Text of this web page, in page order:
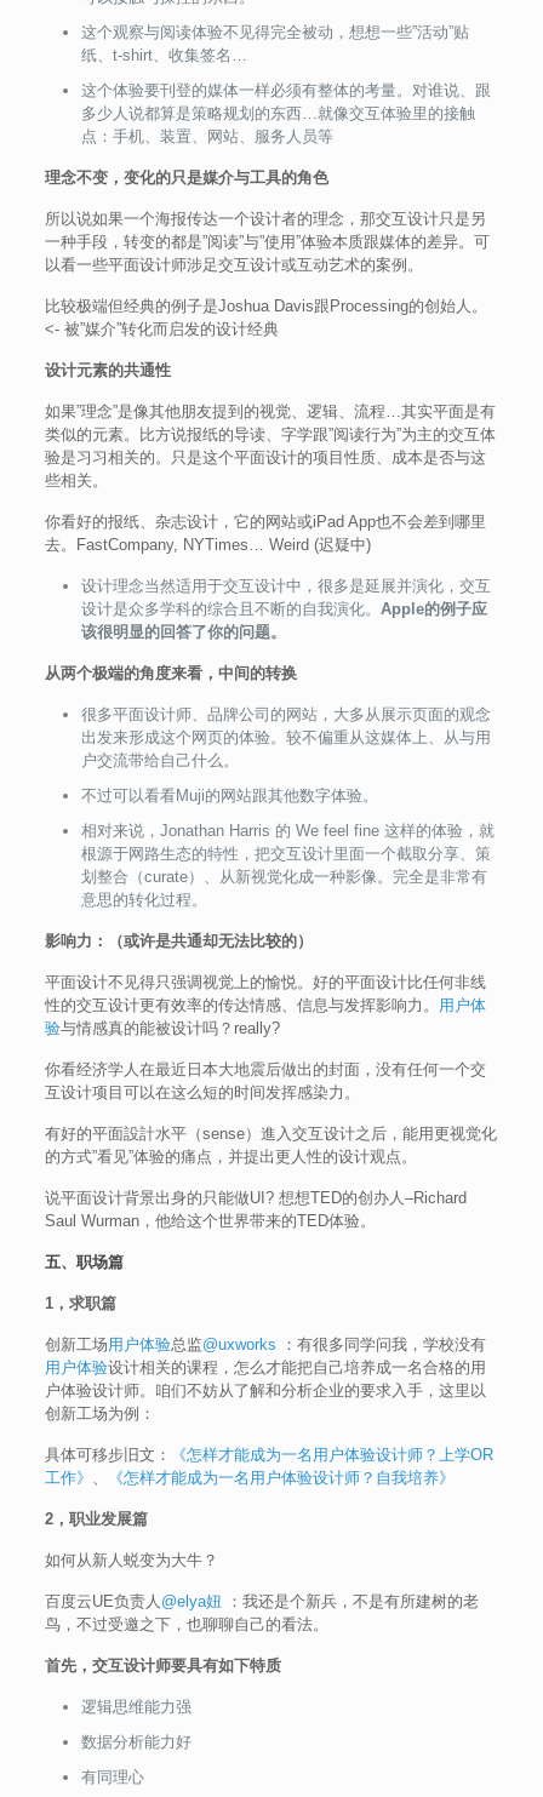
这个观察与阅读体验不见得完全被动，想想一些”活动”贴
纸、t-shirt、收集签名…
这个体验要刊登的媒体一样必须有整体的考量。对谁说、跟
多少人说都算是策略规划的东西…就像交互体验里的接触
点：手机、装置、网站、服务人员等
理念不变，变化的只是媒介与工具的角色
所以说如果一个海报传达一个设计者的理念，那交互设计只是另
一种手段，转变的都是”阅读”与”使用”体验本质跟媒体的差异。可
以看一些平面设计师涉足交互设计或互动艺术的案例。
比较极端但经典的例子是Joshua Davis跟Processing的创始人。
<- 被”媒介”转化而启发的设计经典
设计元素的共通性
如果”理念”是像其他朋友提到的视觉、逻辑、流程…其实平面是有
类似的元素。比方说报纸的导读、字学跟”阅读行为”为主的交互体
验是习习相关的。只是这个平面设计的项目性质、成本是否与这
些相关。
你看好的报纸、杂志设计，它的网站或iPad App也不会差到哪里
去。FastCompany, NYTimes… Weird (迟疑中)
设计理念当然适用于交互设计中，很多是延展并演化，交互
设计是众多学科的综合且不断的自我演化。 Apple的例子应
该很明显的回答了你的问题。
从两个极端的角度来看，中间的转换
很多平面设计师、品牌公司的网站，大多从展示页面的观念
出发来形成这个网页的体验。较不偏重从这媒体上、从与用
户交流带给自己什么。
不过可以看看Muji的网站跟其他数字体验。
相对来说，Jonathan Harris 的 We feel fine 这样的体验，就
根源于网路生态的特性，把交互设计里面一个截取分享、策
划整合（curate）、从新视觉化成一种影像。完全是非常有
意思的转化过程。
影响力：（或许是共通却无法比较的）
平面设计不见得只强调视觉上的愉悦。好的平面设计比任何非线
性的交互设计更有效率的传达情感、信息与发挥影响力。 用户体
验与情感真的能被设计吗？really?
你看经济学人在最近日本大地震后做出的封面，没有任何一个交
互设计项目可以在这么短的时间发挥感染力。
有好的平面設計水平（sense）進入交互设计之后，能用更视觉化
的方式”看见”体验的痛点，并提出更人性的设计观点。
说平面设计背景出身的只能做UI? 想想TED的创办人–Richard
Saul Wurman，他给这个世界带来的TED体验。
五、职场篇
1，求职篇
创新工场用户体验总监@uxworks ：有很多同学问我，学校没有
用户体验设计相关的课程，怎么才能把自己培养成一名合格的用
户体验设计师。咱们不妨从了解和分析企业的要求入手，这里以
创新工场为例：
具体可移步旧文：
《怎样才能成为一名用户体验设计师？上学OR
工作》 、 《怎样才能成为一名用户体验设计师？自我培养》
2，职业发展篇
如何从新人蜕变为大牛？
百度云UE负责人 @elya妞：我还是个新兵，不是有所建树的老
鸟，不过受邀之下，也聊聊自己的看法。
首先，交互设计师要具有如下特质
逻辑思维能力强
数据分析能力好
有同理心